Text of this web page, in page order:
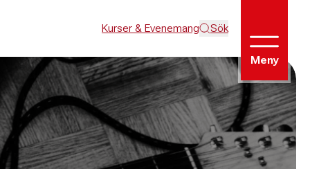
Kurser & Evenemang Sök
Meny